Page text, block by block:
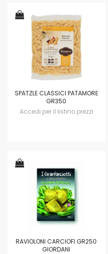
SPATZLE CLASSICI PATAMORE
GR350
Accedi per il listino prezzi
RAVIOLONI CARCIOFI GR250
GIORDANI